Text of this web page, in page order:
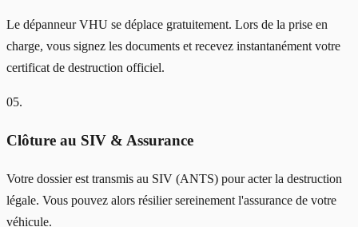
Le dépanneur VHU se déplace gratuitement. Lors de la prise en
charge, vous signez les documents et recevez instantanément votre
certificat de destruction officiel.
05.
Clôture au SIV & Assurance
Votre dossier est transmis au SIV (ANTS) pour acter la destruction
légale. Vous pouvez alors résilier sereinement l'assurance de votre
véhicule.